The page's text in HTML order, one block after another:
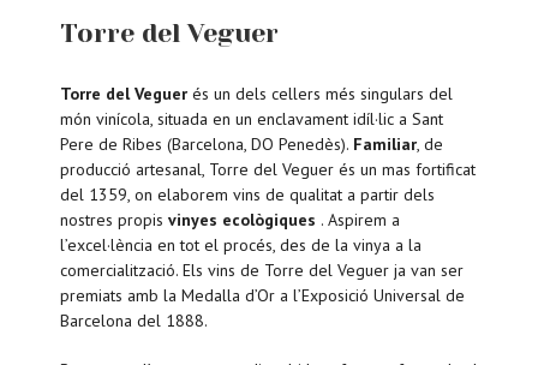
Torre del Veguer
Torre del Veguer és un dels cellers més singulars del
món vinícola, situada en un enclavament idíl·lic a Sant
Pere de Ribes (Barcelona, ​​DO Penedès). Familiar, de
producció artesanal, Torre del Veguer és un mas fortificat
del 1359, on elaborem vins de qualitat a partir dels
nostres propis vinyes ecològiques . Aspirem a
l’excel·lència en tot el procés, des de la vinya a la
comercialització. Els vins de Torre del Veguer ja van ser
premiats amb la Medalla d’Or a l’Exposició Universal de
Barcelona del 1888.